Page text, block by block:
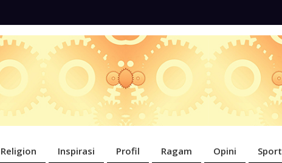
Religion Inspirasi Profil Ragam Opini Sport